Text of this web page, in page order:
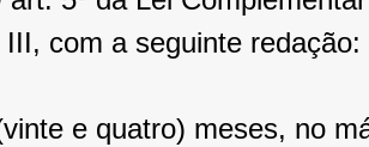
III, com a seguinte redação:
e quatro) meses, no